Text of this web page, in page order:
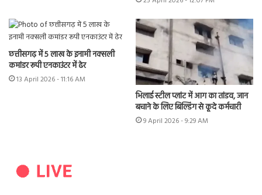
छत्तीसगढ़ में 5 लाख के इनामी नक्सली
कमांडर रूपी एनकाउंटर में ढेर
13 April 2026 - 11:16 AM
भिलाई स्टील प्लांट में आग का तांडव, जान
बचाने के लिए बिल्डिंग से कूदे कर्मचारी
9 April 2026 - 9:29 AM